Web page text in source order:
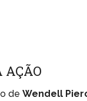
AÇÃO
deWendell